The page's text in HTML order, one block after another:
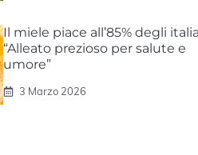
Il miele piace all’85% degli
“Alleato prezioso per salute e
umore”
3 Marzo 2026